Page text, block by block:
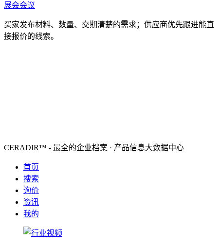
展会会议
买家发布材料、数量、交期清楚的需求；供应商优先跟进能直
接报价的线索。
CERADIR™ - 最全的企业档案 · 产品信息大数据中心
首页
搜索
询价
资讯
我的